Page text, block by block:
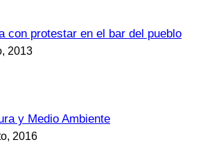
con protestar en el bar del pueblo
2013
y Medio Ambiente
2016